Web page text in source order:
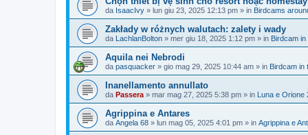
da IsaacIvy » lun giu 23, 2025 12:13 pm » in Birdcams
Zakłady w różnych walutach: zalety i wady
da LachlanBolton » mer giu 18, 2025 1:12 pm » in Birdcam
Aquila nei Nebrodi
da pasquacker » gio mag 29, 2025 10:44 am » in Birdcam in
Inanellamento annullato
da Passera » mar mag 27, 2025 5:38 pm » in Luna e Orione
Agrippina e Antares
da Angela 68 » lun mag 05, 2025 4:01 pm » in Agrippina e